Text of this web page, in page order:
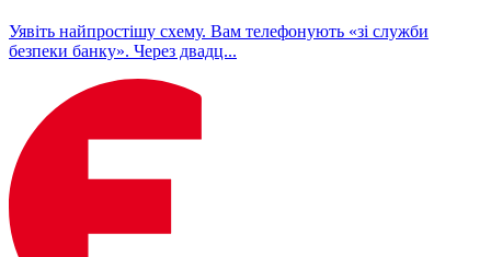
Уявіть найпростішу схему. Вам телефонують «зі служби
безпеки банку». Через двадц...